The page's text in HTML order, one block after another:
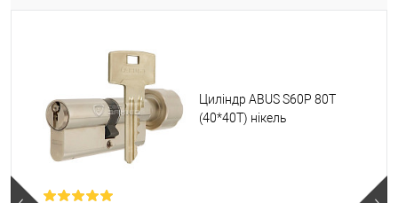
Циліндр ABUS S60P 80T
(40*40T) нікель